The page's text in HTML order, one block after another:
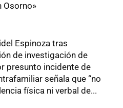
Osorno»
Espinoza tras
de investigación de
presunto incidente de
señala que “no
física ni verbal de...